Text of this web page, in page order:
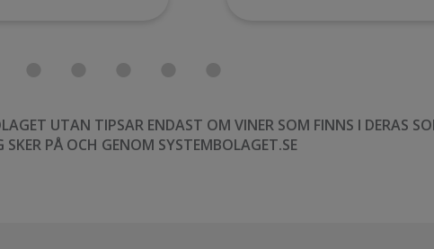
UTAN TIPSAR ENDAST OM VINER SOM FINNS I DERAS
PÅ OCH GENOM SYSTEMBOLAGET.SE